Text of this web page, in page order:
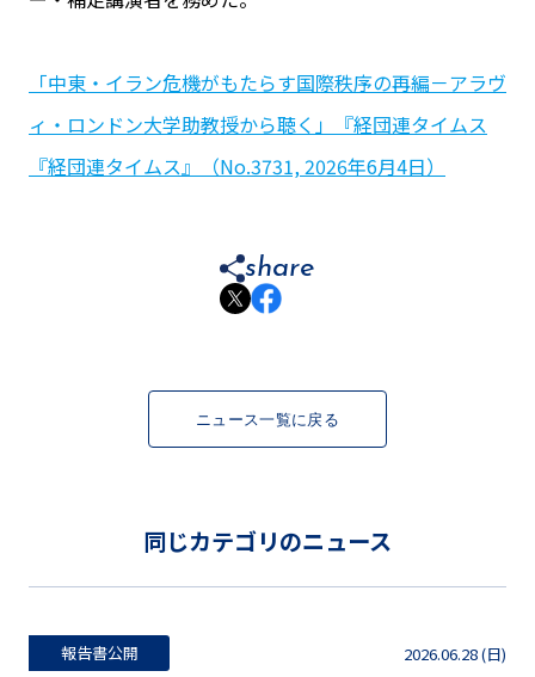
「中東・イラン危機がもたらす国際秩序の再編－アラヴ
ィ・ロンドン大学助教授から聴く」『経団連タイムス
『経団連タイムス』（No.3731, 2026年6月4日）
share
ニュース一覧に戻る
同じカテゴリのニュース
報告書公開 2026.06.28 (日)